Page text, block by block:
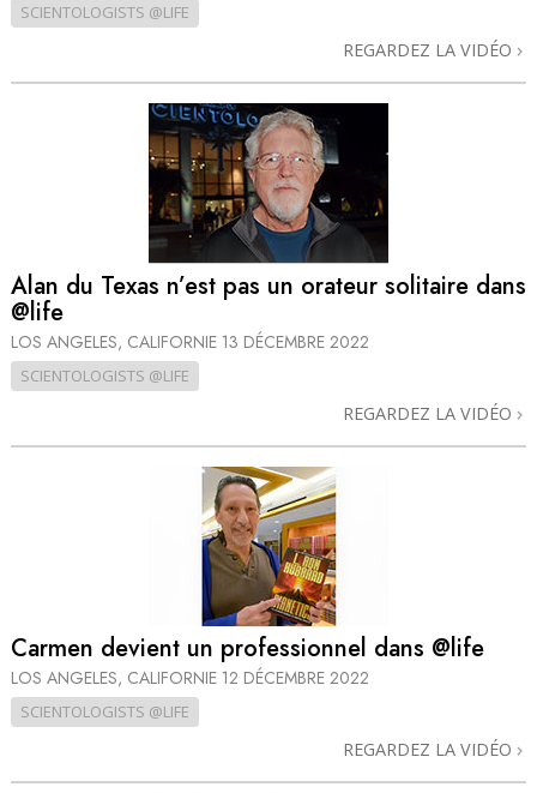
SCIENTOLOGISTS @LIFE
REGARDEZ LA VIDÉO
Alan du Texas n’est pas un orateur solitaire dans
@life
LOS ANGELES, CALIFORNIE 13 DÉCEMBRE 2022
SCIENTOLOGISTS @LIFE
REGARDEZ LA VIDÉO
Carmen devient un professionnel dans @life
LOS ANGELES, CALIFORNIE 12 DÉCEMBRE 2022
SCIENTOLOGISTS @LIFE
REGARDEZ LA VIDÉO